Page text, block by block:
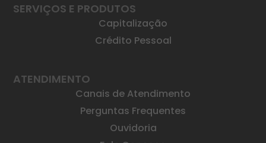
SERVIÇOS E PRODUTOS
Capitalização
Crédito Pessoal
ATENDIMENTO
Canais de Atendimento
Perguntas Frequentes
Ouvidoria